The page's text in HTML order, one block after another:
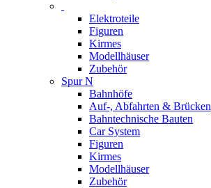
Elektroteile
Figuren
Kirmes
Modellhäuser
Zubehör
Spur N
Bahnhöfe
Auf-, Abfahrten & Brücken
Bahntechnische Bauten
Car System
Figuren
Kirmes
Modellhäuser
Zubehör